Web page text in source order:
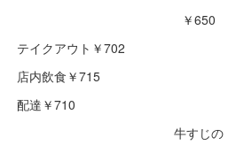
￥650
テイクアウト￥702
店内飲食￥715
配達￥710
牛すじの